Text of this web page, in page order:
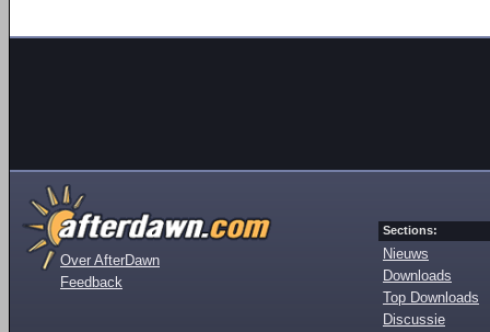
Over AfterDawn
Feedback
Sections:
Nieuws
Downloads
Top Downloads
Discussie